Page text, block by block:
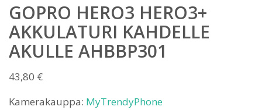
GOPRO HERO3 HERO3+
AKKULATURI KAHDELLE
AKULLE AHBBP301
43,80 €
Kamerakauppa: MyTrendyPhone